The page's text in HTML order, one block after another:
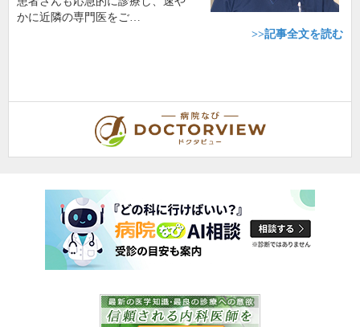
かに近隣の専門医をご…
>>記事全文を読む